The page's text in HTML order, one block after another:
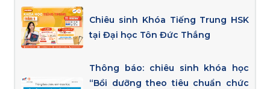
Chiêu sinh Khóa Tiếng Trung HSK
tại Đại học Tôn Đức Thắng
Thông báo: chiêu sinh khóa học
“Bồi dưỡng theo tiêu chuẩn chức